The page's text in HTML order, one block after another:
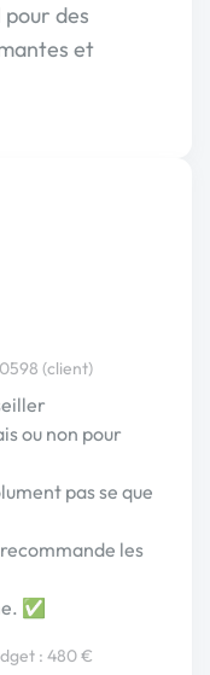
des
et
(client)
ou non pour
pas se que
les
✅
: 480 €